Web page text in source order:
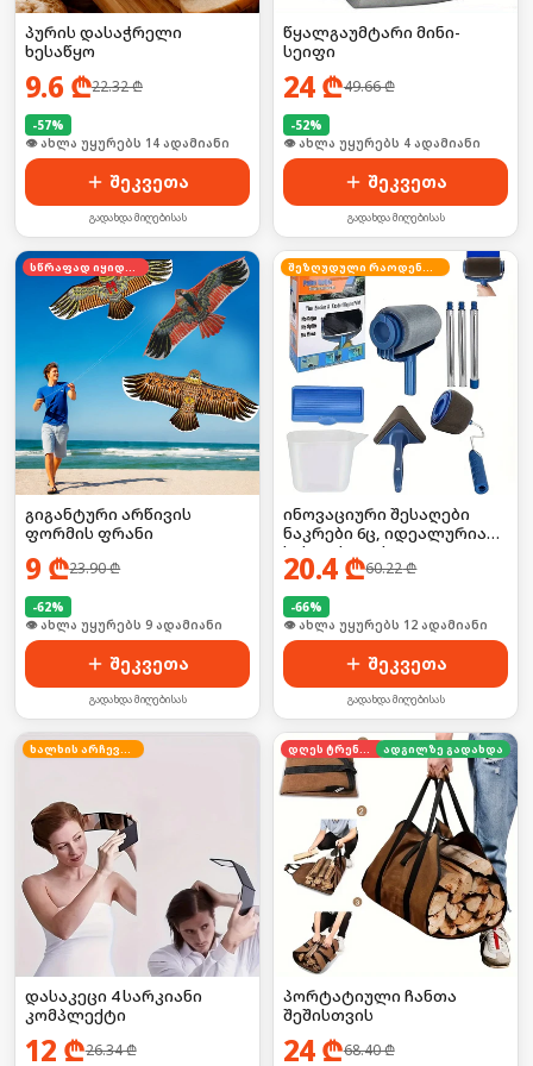
პურის დასაჭრელი
ხესაწყო
9.6 ₾22.32₾
-57%
🛒 ბოლო 24სთ-ში იყიდა 23-მა
შეკვეთა
გადახდა მიღებისას
წყალგაუმტარი მინი-
სეიფი
24₾49.66₾
-52%
🛒 ბოლო 24სთ-ში იყიდა 6-მა
შეკვეთა
გადახდა მიღებისას
სწრაფად იყიდება
გიგანტური არწივის
ფორმის ფრანი
9 ₾23.90₾
-62%
🛒 ბოლო 24სთ-ში იყიდა 11-მა
შეკვეთა
გადახდა მიღებისას
შეზღუდული რაოდენობა
ინოვაციური შესაღები
ნაკრები 6ც, იდეალურია
სახლისთვის
20.4₾60.22₾
-66%
🛒 ბოლო 24სთ-ში იყიდა 15-მა
შეკვეთა
გადახდა მიღებისას
ხალხის არჩევანი
დასაკეცი 4 სარკიანი
კომპლექტი
12 ₾26.34₾
დღეს ტრენდში ადგილზე გადახდა
პორტატიული ჩანთა
შეშისთვის
24₾68.40₾